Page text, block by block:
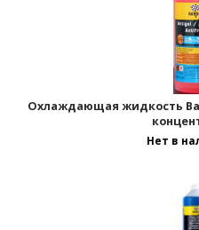
Охлаждающая жидкость
Нет в